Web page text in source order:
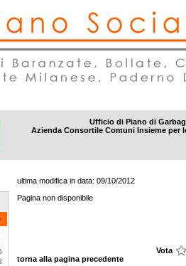
|CONTATTI
Ufficio di Piano di
Azienda Consortile Comuni Insieme per
ultima modifica in data:09/10/2012
Pagina non disponibile
Vota
torna alla pagina precedente